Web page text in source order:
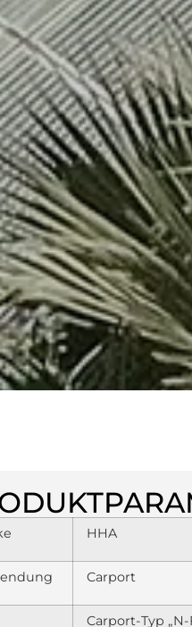
HHA
Carport
Carport-Typ